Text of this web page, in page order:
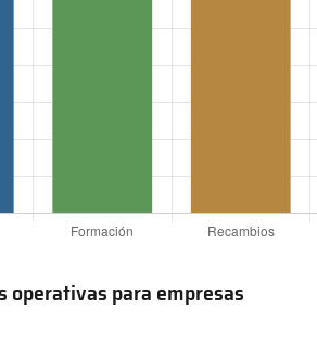
operativas para empresas